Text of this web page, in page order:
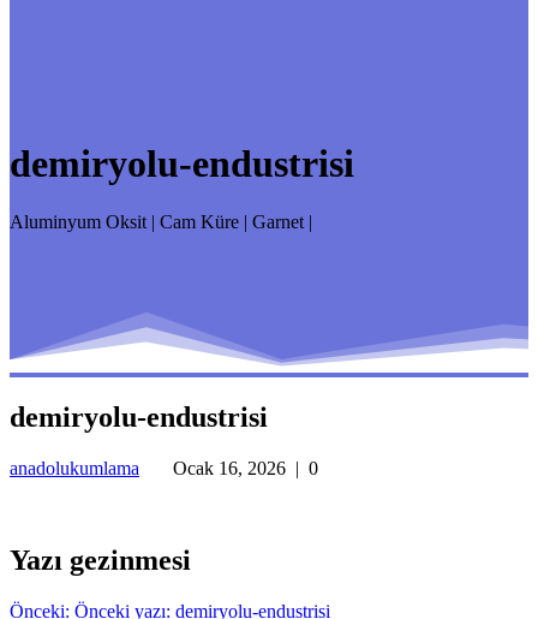
demiryolu-endustrisi
Aluminyum Oksit | Cam Küre | Garnet |
demiryolu-endustrisi
anadolukumlama Ocak 16, 2026 | 0
Yazı gezinmesi
Önceki: Önceki yazı: demiryolu-endustrisi